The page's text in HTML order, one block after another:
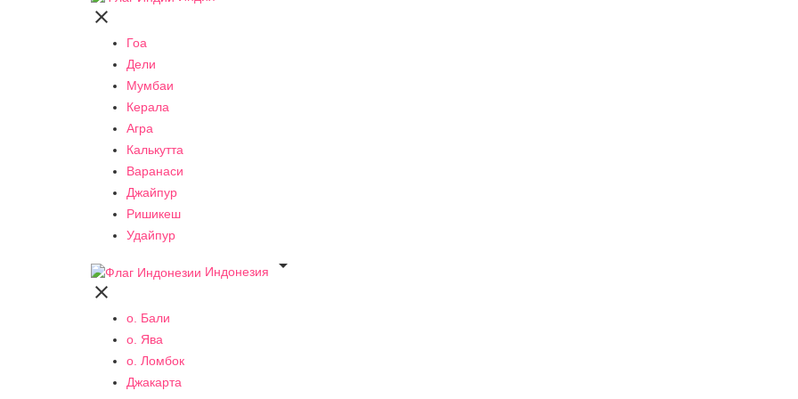

Гоа
Дели
Мумбаи
Керала
Агра
Калькутта
Варанаси
Джайпур
Ришикеш
Удайпур
Индонезия


о. Бали
о. Ява
о. Ломбок
Джакарта